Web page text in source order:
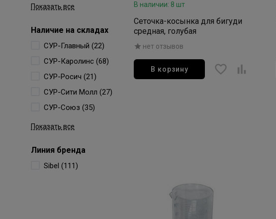
Показать все
Наличие на складах
СУР-Главный (22)
СУР-Каролинс (68)
СУР-Росич (21)
СУР-Сити Молл (27)
СУР-Союз (35)
Показать все
Линия бренда
Sibel (111)
В наличии: 8 шт
Сеточка-косынка для бигуди
средная, голубая
нет отзывов
В корзину